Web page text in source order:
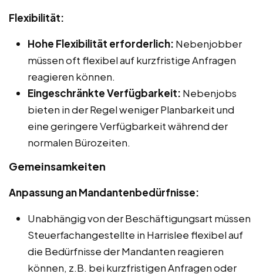
Flexibilität:
Hohe Flexibilität erforderlich: Nebenjobber
müssen oft flexibel auf kurzfristige Anfragen
reagieren können.
Eingeschränkte Verfügbarkeit: Nebenjobs
bieten in der Regel weniger Planbarkeit und
eine geringere Verfügbarkeit während der
normalen Bürozeiten.
Gemeinsamkeiten
Anpassung an Mandantenbedürfnisse:
Unabhängig von der Beschäftigungsart müssen
Steuerfachangestellte in Harrislee flexibel auf
die Bedürfnisse der Mandanten reagieren
können, z.B. bei kurzfristigen Anfragen oder